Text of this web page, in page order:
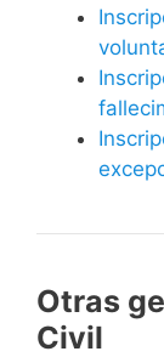
Otras
Civil